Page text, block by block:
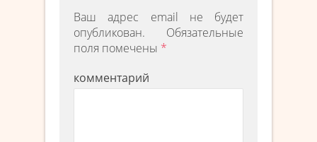
Ваш адрес email не будет
опубликован.
Обязательные
поля помечены *
комментарий